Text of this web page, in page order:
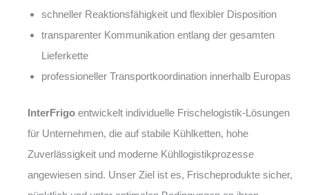
schneller Reaktionsfähigkeit und flexibler Disposition
transparenter Kommunikation entlang der gesamten
Lieferkette
professioneller Transportkoordination innerhalb Europas
InterFrigo entwickelt individuelle Frischelogistik-Lösungen
für Unternehmen, die auf stabile Kühlketten, hohe
Zuverlässigkeit und moderne Kühllogistikprozesse
angewiesen sind. Unser Ziel ist es, Frischeprodukte sicher,